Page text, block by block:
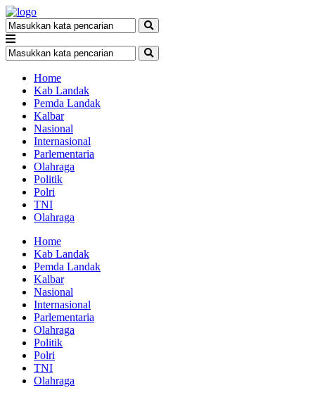
Home
Kab Landak
Pemda Landak
Kalbar
Nasional
Internasional
Parlementaria
Olahraga
Politik
Polri
TNI
Olahraga
Home
Kab Landak
Pemda Landak
Kalbar
Nasional
Internasional
Parlementaria
Olahraga
Politik
Polri
TNI
Olahraga